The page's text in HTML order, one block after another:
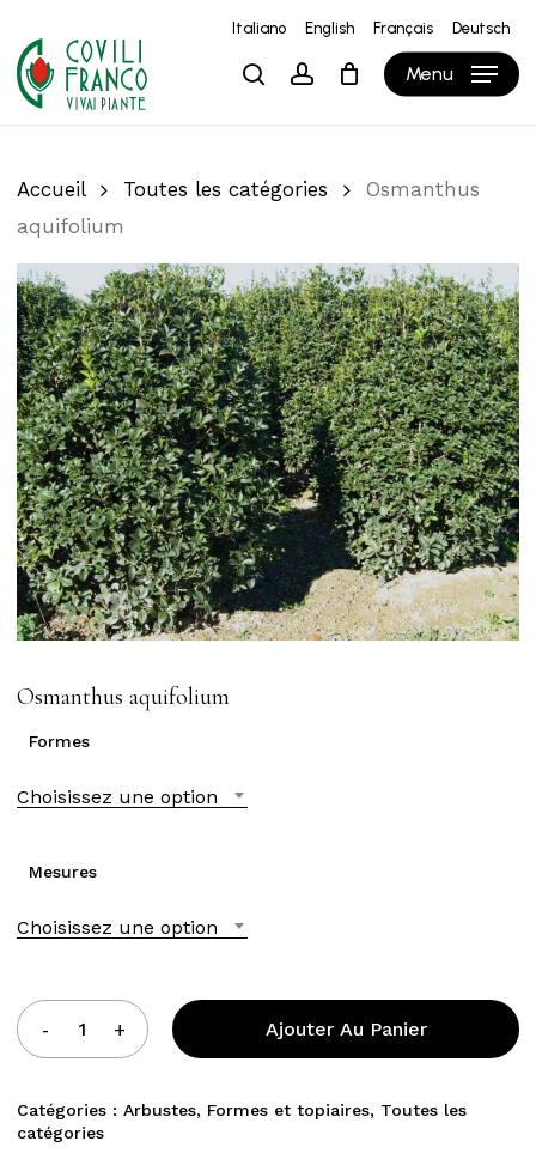
main
content
Italiano English Français Deutsch
searchaccount Menu
Panier Close
Cart
Accueil Toutes les catégories
Osmanthus
aquifolium
Osmanthus aquifolium
Formes
Choisissez une option
Mesures
Choisissez une option
Ajouter Au Panier
Catégories : Arbustes, Formes et topiaires, Toutes les
catégories